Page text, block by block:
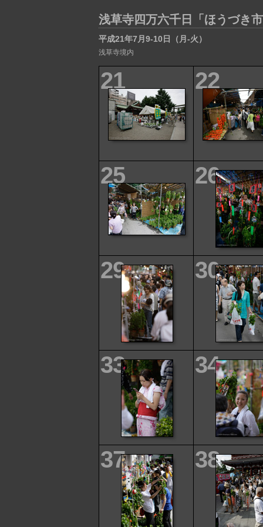
浅草寺四万六千日「ほうづき
平成21年7月9-10日（月-火）
浅草寺境内
21 22
25 26
29 30
33 34
37 38